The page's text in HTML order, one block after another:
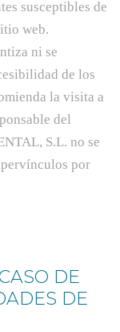
susceptibles de
web.
ni se
de los
la visita a
del
S.L. no se
por
DE
DE